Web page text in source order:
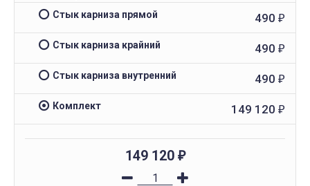
Стык карниза прямой 490 ₽
Стык карниза крайний 490 ₽
Стык карниза внутренний 490 ₽
Комплект 149 120 ₽
149 120 ₽